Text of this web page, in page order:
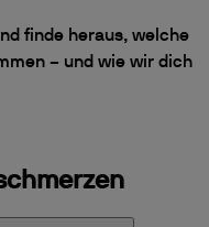
finde heraus, welche
– und wie wir dich